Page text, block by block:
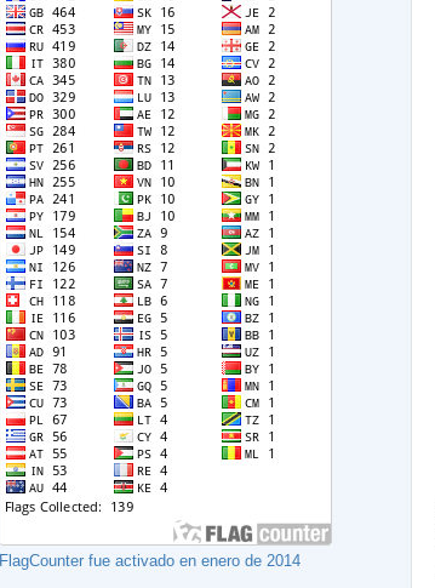
FlagCounter fue activado en enero de 2014